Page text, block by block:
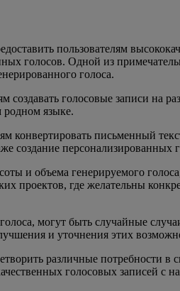
пользователям
голосов. Одной из
голоса.
голосовые записи на
языке.
конвертировать письменный
создание персонализированных
и объема генерируемого
где желательны
могут быть случайные
и уточнения этих
различные потребности в
голосовых записей с